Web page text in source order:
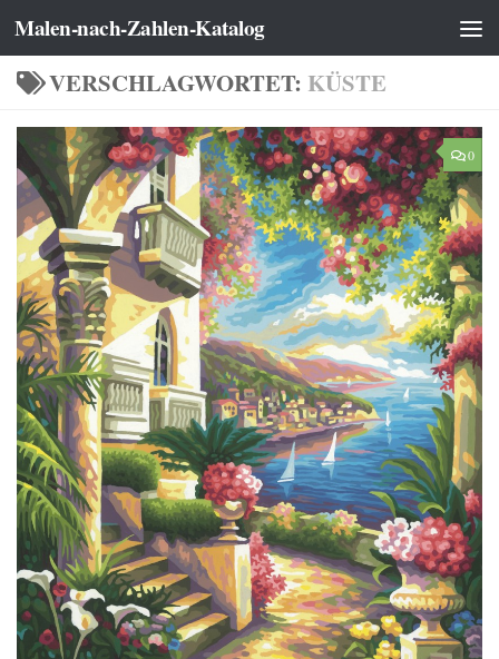
Zum Inhalt springen
Malen-nach-Zahlen-Katalog
VERSCHLAGWORTET: KÜSTE
0